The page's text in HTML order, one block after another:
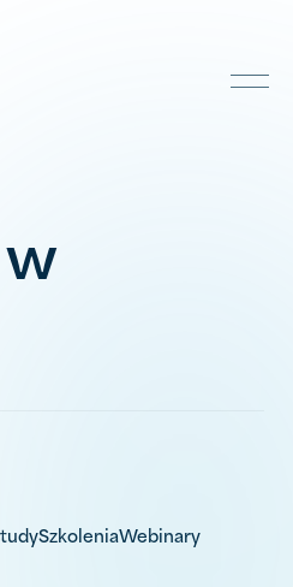
w
SzkoleniaWebinary